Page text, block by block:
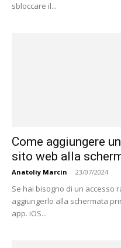
sbloccare il...
Come aggiungere
sito web alla
Anatoliy Marcin - 23/07/2024
Se hai bisogno di un accesso
aggiungerlo alla schermata
app. iOS...